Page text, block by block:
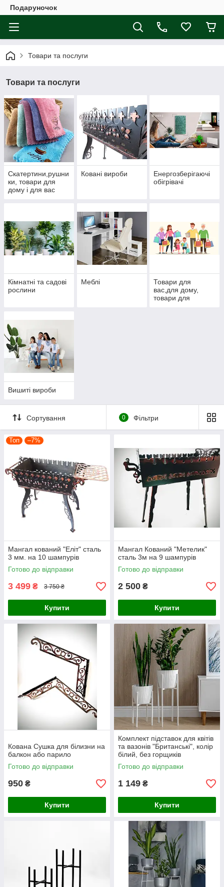
Подаруночок
Товари та послуги
Товари та послуги
Скатертини,рушни
ки, товари для
дому і для вас
Ковані вироби
Енергозберігаючі
обігрівачі
Кімнатні та садові
рослини
Меблі
Товари для
вас,для дому,
товари для
Вишиті вироби
Сортування 0 Фільтри
Топ –7%
Мангал кований "Еліт" сталь
3 мм. на 10 шампурів
Готово до відправки
3 499 ₴ 3 750 ₴
Купити
Мангал Кований "Метелик"
сталь 3м на 9 шампурів
Готово до відправки
2 500 ₴
Купити
Кована Сушка для білизни на
балкон або парило
Готово до відправки
950 ₴
Купити
Комплект підставок для квітів
та вазонів "Британські", колір
білий, без горщиків
Готово до відправки
1 149 ₴
Купити